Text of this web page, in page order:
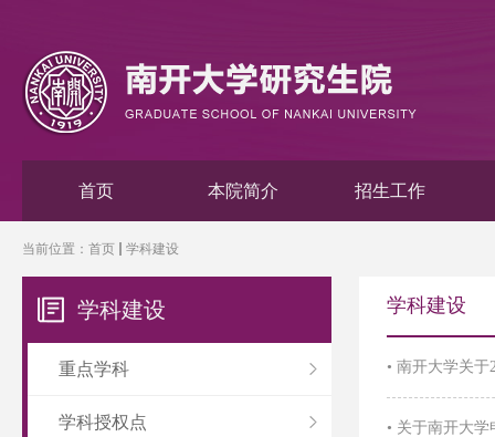
首页 本院简介 招生工作
当前位置： 首页 学科建设
学科建设
重点学科
学科授权点
学科建设
• 南开大学关于
• 关于南开大学